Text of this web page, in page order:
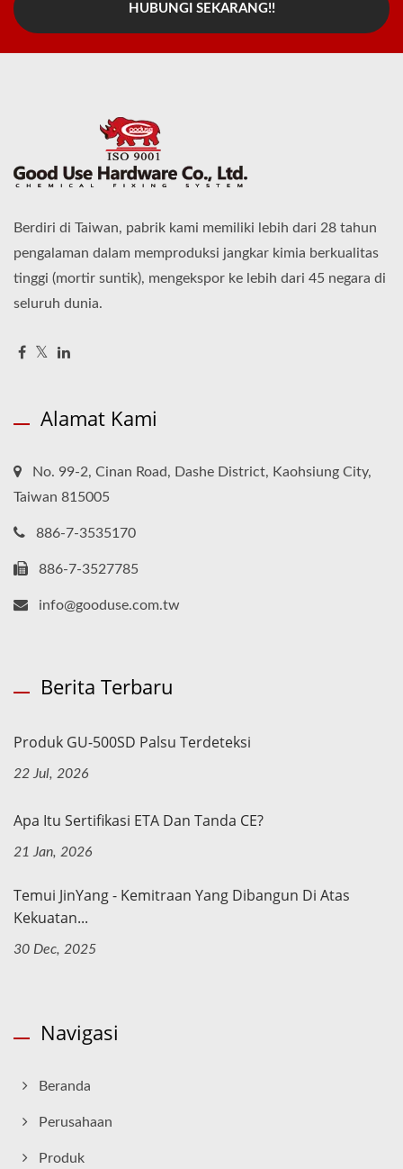
HUBUNGI SEKARANG!!
Berdiri di Taiwan, pabrik kami memiliki lebih dari 28 tahun
pengalaman dalam memproduksi jangkar kimia berkualitas
tinggi (mortir suntik), mengekspor ke lebih dari 45 negara di
seluruh dunia.
Alamat Kami
No. 99-2, Cinan Road, Dashe District, Kaohsiung City,
Taiwan 815005
886-7-3535170
886-7-3527785
info@gooduse.com.tw
Berita Terbaru
Produk GU-500SD Palsu Terdeteksi
22 Jul, 2026
Apa Itu Sertifikasi ETA Dan Tanda CE?
21 Jan, 2026
Temui JinYang - Kemitraan Yang Dibangun Di Atas
Kekuatan...
30 Dec, 2025
Navigasi
Beranda
Perusahaan
Produk